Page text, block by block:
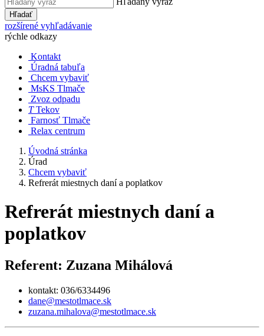
Hľadať
rozšírené vyhľadávanie
rýchle odkazy
Kontakt
Úradná tabuľa
Chcem vybaviť
MsKS Tlmače
Zvoz odpadu
T Tekov
Farnosť Tlmače
Relax centrum
Úvodná stránka
Úrad
Chcem vybaviť
Refrerát miestnych daní a poplatkov
Refrerát miestnych daní a
poplatkov
Referent: Zuzana Mihálová
kontakt: 036/6334496
dane@mestotlmace.sk
zuzana.mihalova@mestotlmace.sk